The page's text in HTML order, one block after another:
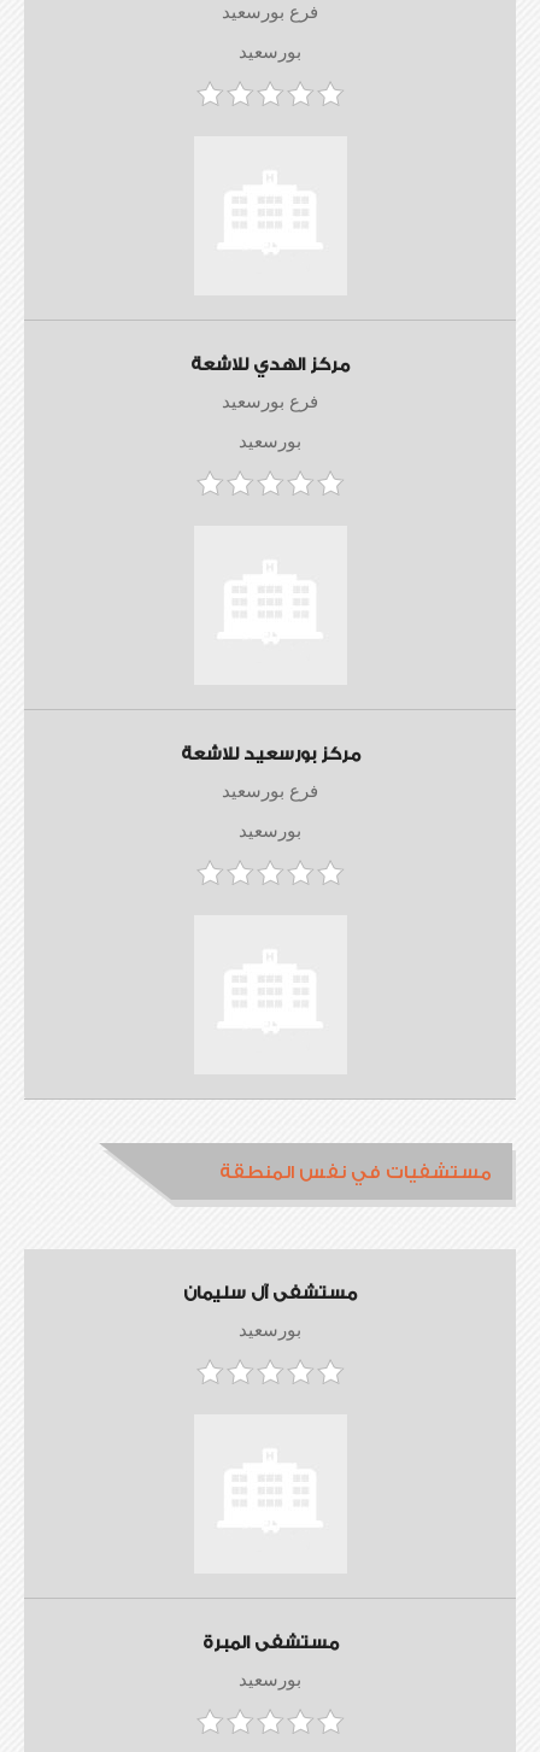
فرع بورسعيد
بورسعيد
مركز الهدي للاشعة
فرع بورسعيد
بورسعيد
مركز بورسعيد للاشعة
فرع بورسعيد
بورسعيد
مستشفيات في نفس المنطقة
مستشفى آل سليمان
بورسعيد
مستشفى المبرة
بورسعيد